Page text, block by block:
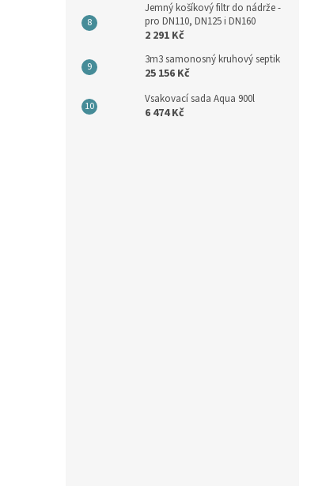
Jemný košíkový filtr do nádrže -
pro DN110, DN125 i DN160
2 291 Kč
3m3 samonosný kruhový septik
25 156 Kč
Vsakovací sada Aqua 900l
6 474 Kč